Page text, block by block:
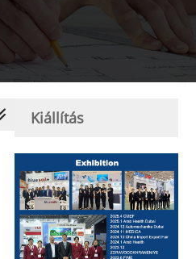
Kiállítás